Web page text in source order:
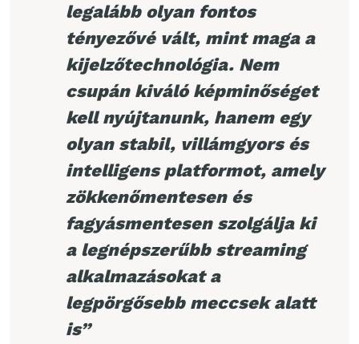
legalább olyan fontos
tényezővé vált, mint maga a
kijelzőtechnológia. Nem
csupán kiváló képminőséget
kell nyújtanunk, hanem egy
olyan stabil, villámgyors és
intelligens platformot, amely
zökkenőmentesen és
fagyásmentesen szolgálja ki
a legnépszerűbb streaming
alkalmazásokat a
legpörgősebb meccsek alatt
is”